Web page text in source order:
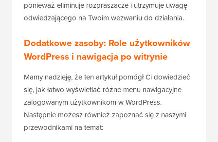
ponieważ eliminuje rozpraszacze i utrzymuje uwagę
odwiedzającego na Twoim wezwaniu do działania.
Dodatkowe zasoby: Role użytkowników
WordPress i nawigacja po witrynie
Mamy nadzieję, że ten artykuł pomógł Ci dowiedzieć
się, jak łatwo wyświetlać różne menu nawigacyjne
zalogowanym użytkownikom w WordPress.
Następnie możesz również zapoznać się z naszymi
przewodnikami na temat: